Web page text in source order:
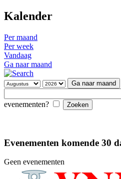
Kalender
Per maand
Per week
Vandaag
Ga naar maand
Ga naar maand
evenementen?
Evenementen komende 30
Geen evenementen